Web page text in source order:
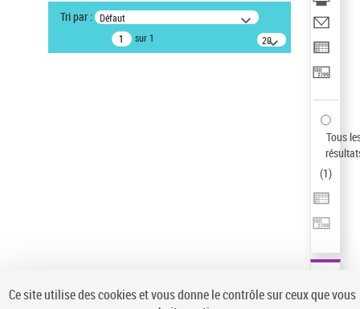
Type de notice d'autorité
Œuvre
Pays
Tri par : Défaut
sur 1
20
résultats/page
Tous
(1)
Ce site utilise des cookies et vous donne le contrôle sur ceux que vous